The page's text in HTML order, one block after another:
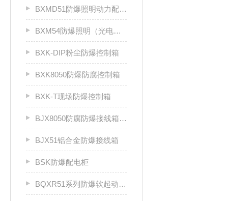
BXMD51防爆照明动力配电箱
BXM54防爆照明（光电效应）配电箱
BXK-DIP粉尘防爆控制箱
BXK8050防爆防腐控制箱
BXK-T现场防爆控制箱
BJX8050防腐防爆接线箱厂家
BJX51铝合金防爆接线箱
BSK防爆配电柜
BQXR51系列防爆软起动器（ⅡB）